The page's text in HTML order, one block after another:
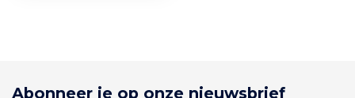
Abonneer je op onze nieuwsbrief